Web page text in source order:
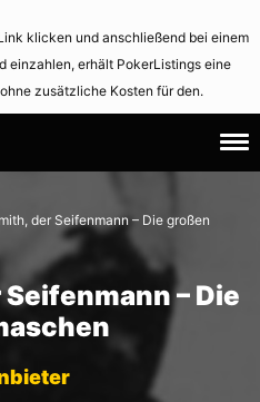
klicken und anschließend bei einem
einzahlen, erhält PokerListings eine
zusätzliche Kosten für den.
der Seifenmann – Die großen
– Die